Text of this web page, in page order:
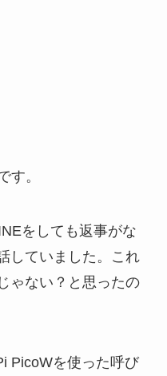
す。
をしても返事がな
していました。これ
ゃない？と思ったの
PicoWを使った呼び